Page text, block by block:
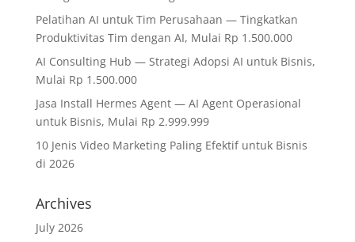
Pelatihan AI untuk Tim Perusahaan — Tingkatkan
Produktivitas Tim dengan AI, Mulai Rp 1.500.000
AI Consulting Hub — Strategi Adopsi AI untuk Bisnis,
Mulai Rp 1.500.000
Jasa Install Hermes Agent — AI Agent Operasional
untuk Bisnis, Mulai Rp 2.999.999
10 Jenis Video Marketing Paling Efektif untuk Bisnis
di 2026
Archives
July 2026